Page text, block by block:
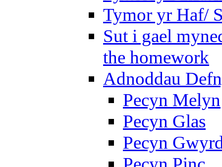
Tymor yr Haf/
Sut i gael
the homework
Adnoddau
Pecyn Melyn
Pecyn Glas
Pecyn